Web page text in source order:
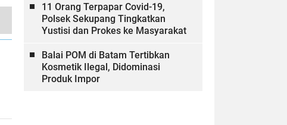
11 Orang Terpapar Covid-19,
Polsek Sekupang Tingkatkan
Yustisi dan Prokes ke Masyarakat
Balai POM di Batam Tertibkan
Kosmetik Ilegal, Didominasi
Produk Impor